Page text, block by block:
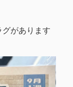
グがあります